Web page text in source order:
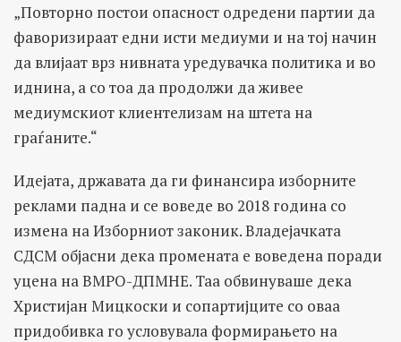
„Повторно постои опасност одредени партии да
фаворизираат едни исти медиуми и на тој начин
да влијаат врз нивната уредувачка политика и во
иднина, а со тоа да продолжи да живее
медиумскиот клиентелизам на штета на
граѓаните.“
Идејата, државата да ги финансира изборните
реклами падна и се воведе во 2018 година со
измена на Изборниот законик. Владејачката
СДСМ објасни дека промената е воведена поради
уцена на ВМРО-ДПМНЕ. Таа обвинуваше дека
Христијан Мицкоски и сопартијците со оваа
придобивка го условувала формирањето на